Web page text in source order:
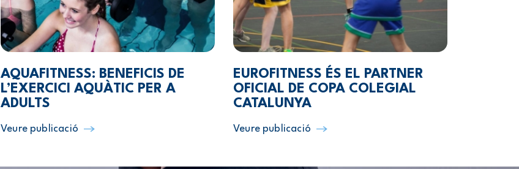
AQUAFITNESS: BENEFICIS DE
L’EXERCICI AQUÀTIC PER A
ADULTS
Veure publicació
EUROFITNESS ÉS EL PARTNER
OFICIAL DE COPA COLEGIAL
CATALUNYA
Veure publicació